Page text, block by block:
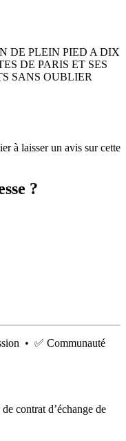
DE PLEIN PIED A DIX
DE PARIS ET SES
SANS OUBLIER
à laisser un avis sur cette
?
• ✅ Communauté
contrat d’échange de